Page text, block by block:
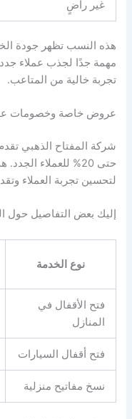
غير راضٍ
هذه النسب تظهر جودة
مهمة جدًا لجذب عملاء
تجربة خالية من المتاعب.
عروض خاصة وخصومات
شركة المفتاح الذهبي
حتى 20% للعملاء
لتحسين تجربة العملاء
إليك بعض التفاصيل حول
نوع الخدمة
فتح الأقفال في
المنازل
فتح أقفال السيارات
نسخ مفاتيح منزلية